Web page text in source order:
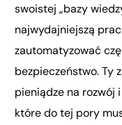
swoistej „bazy
najwydajniejszą
zautomatyzować
bezpieczeństwo. Ty
pieniądze na rozwój
które do tej pory